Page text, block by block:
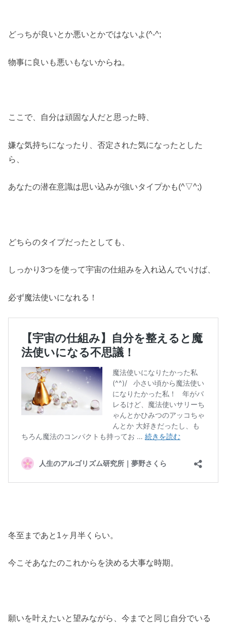
どっちが良いとか悪いとかではないよ(^-^;
物事に良いも悪いもないからね。
ここで、自分は頑固な人だと思った時、
嫌な気持ちになったり、否定された気になったとした
ら、
あなたの潜在意識は思い込みが強いタイプかも(^▽^;)
どちらのタイプだったとしても、
しっかり3つを使って宇宙の仕組みを入れ込んでいけば、
必ず魔法使いになれる！
冬至まであと1ヶ月半くらい。
今こそあなたのこれからを決める大事な時期。
願いを叶えたいと望みながら、今までと同じ自分でいる